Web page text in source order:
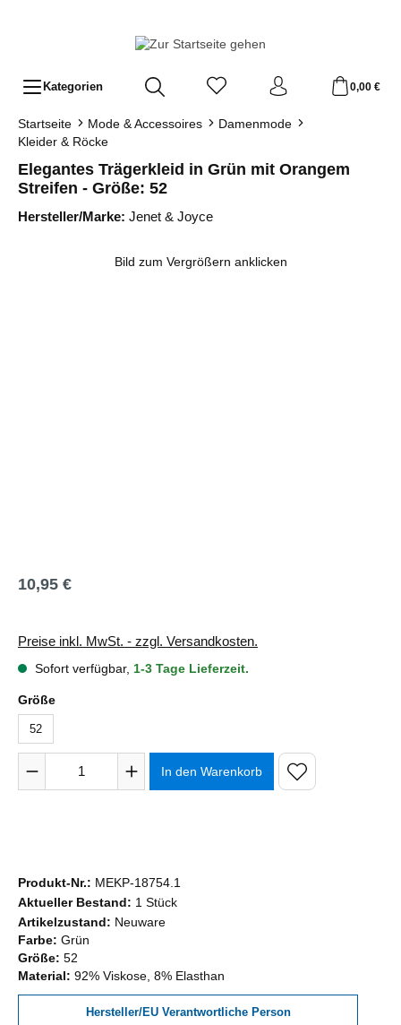
Kategorien 0,00 €
Startseite Mode & Accessoires
Damenmode
Kleider & Röcke
Elegantes Trägerkleid in Grün mit Orangem
Streifen - Größe: 52
Hersteller/Marke: Jenet & Joyce
Bild zum Vergrößern anklicken
Regulärer Preis:
10,95 €
Preise inkl. MwSt. - zzgl. Versandkosten.
Sofort verfügbar, 1-3 Tage Lieferzeit.
Größeauswählen
52
Produkt Anzahl: Gib den gewünschten Wert ein oder
In den Warenkorb
Produkt-Nr.: MEKP-18754.1
Aktueller Bestand: 1 Stück
Artikelzustand: Neuware
Farbe: Grün
Größe: 52
Material: 92% Viskose, 8% Elasthan
Hersteller/EU Verantwortliche Person